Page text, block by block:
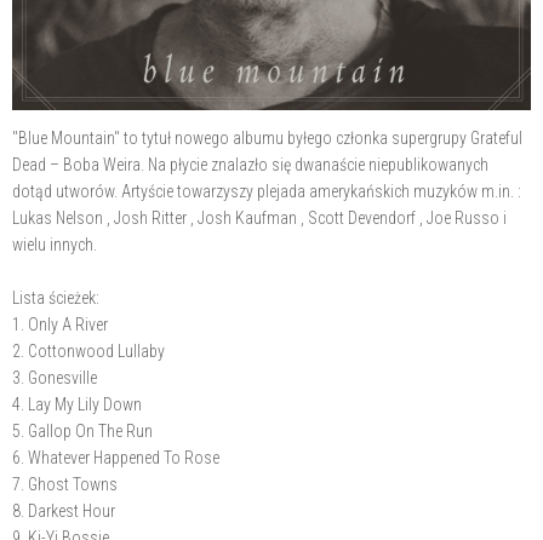
"Blue Mountain" to tytuł nowego albumu byłego członka supergrupy Grateful
Dead – Boba Weira. Na płycie znalazło się dwanaście niepublikowanych
dotąd utworów. Artyście towarzyszy plejada amerykańskich muzyków m.in. :
Lukas Nelson , Josh Ritter , Josh Kaufman , Scott Devendorf , Joe Russo i
wielu innych.
Lista ścieżek:
1. Only A River
2. Cottonwood Lullaby
3. Gonesville
4. Lay My Lily Down
5. Gallop On The Run
6. Whatever Happened To Rose
7. Ghost Towns
8. Darkest Hour